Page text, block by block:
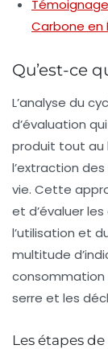
Carbone en
Qu’est-ce
L’analyse du
d’évaluation
produit tout au
l’extraction
vie. Cette
et d’évaluer
l’utilisation et
multitude
consommation
serre et les
Les étapes